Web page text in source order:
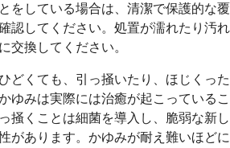
をしている場合は、清潔で保護的な覆
認してください。処置が濡れたり汚れ
交換してください。
どくても、引っ掻いたり、ほじくった
ゆみは実際には治癒が起こっているこ
掻くことは細菌を導入し、脆弱な新し
があります。かゆみが耐え難いほどに